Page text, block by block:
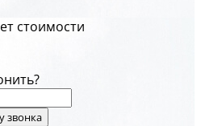
стоимости
звонка